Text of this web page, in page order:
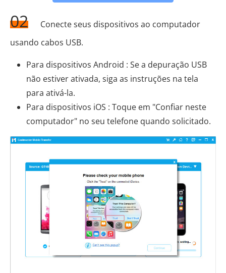
02
Conecte seus dispositivos ao computador
usando cabos USB.
Para dispositivos Android : Se a depuração USB
não estiver ativada, siga as instruções na tela
para ativá-la.
Para dispositivos iOS : Toque em "Confiar neste
computador" no seu telefone quando solicitado.